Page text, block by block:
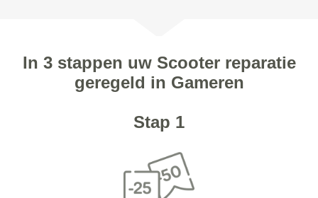
In 3 stappen uw Scooter reparatie
geregeld in Gameren
Stap 1